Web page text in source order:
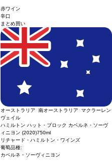
赤ワイン
辛口
まとめ買い
オーストラリア 南オーストラリア マクラーレン
ヴェイル
ハミルトン ハット・ブロック カベルネ・ソーヴ
ィニヨン (2020)750ml
リチャード・ハミルトン・ワインズ
葡萄品種:
カベルネ・ソーヴィニヨン